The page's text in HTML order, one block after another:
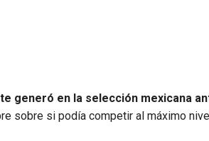
generó en la selección mexicana
sobre si podía competir al máximo